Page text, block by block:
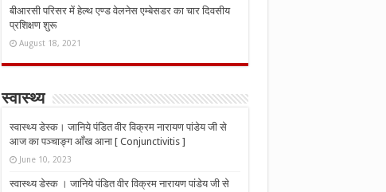
बीआरसी परिसर में हेल्थ एण्ड वेलनेस एम्बेसडर का चार दिवसीय
प्रशिक्षण शुरू
August 18, 2021
स्वास्थ्य
स्वास्थ्य डेस्क। जानिये पंडित वीर विक्रम नारायण पांडेय जी से
आज का पञ्चाङ्ग आँख आना [ Conjunctivitis ]
June 10, 2023
स्वास्थ्य डेस्क । जानिये पंडित वीर विक्रम नारायण पांडेय जी से